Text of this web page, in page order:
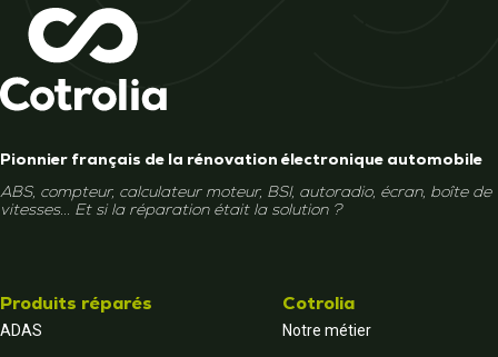
Pionnier français de la rénovation électronique automobile
ABS, compteur, calculateur moteur, BSI, autoradio, écran, boîte de
vitesses... Et si la réparation était la solution ?
Produits réparés
ADAS
Cotrolia
Notre métier